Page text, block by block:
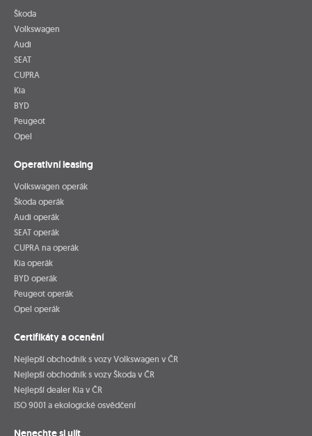
Škoda
Volkswagen
Audi
SEAT
CUPRA
Kia
BYD
Peugeot
Opel
Operativní leasing
Volkswagen operák
Škoda operák
Audi operák
SEAT operák
CUPRA na operák
Kia operák
BYD operák
Peugeot operák
Opel operák
Certifikáty a ocenění
Nejlepší obchodník s vozy Volkswagen v ČR
Nejlepší obchodník s vozy Škoda v ČR
Nejlepší dealer Kia v ČR
ISO 9001 a ekologické osvědčení
Nenechte si ujít